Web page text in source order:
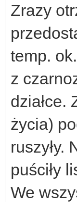
Zrazy
temp.
z
działce.
życia)
ruszyły.
puściły
We